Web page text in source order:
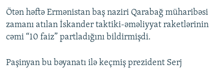
Ötən həftə Ermənistan baş naziri Qarabağ müharibəsi
zamanı atılan İskander taktiki-əməliyyat raketlərinin
cəmi “10 faiz” partladığını bildirmişdi.
Paşinyan bu bəyanatı ilə keçmiş prezident Serj